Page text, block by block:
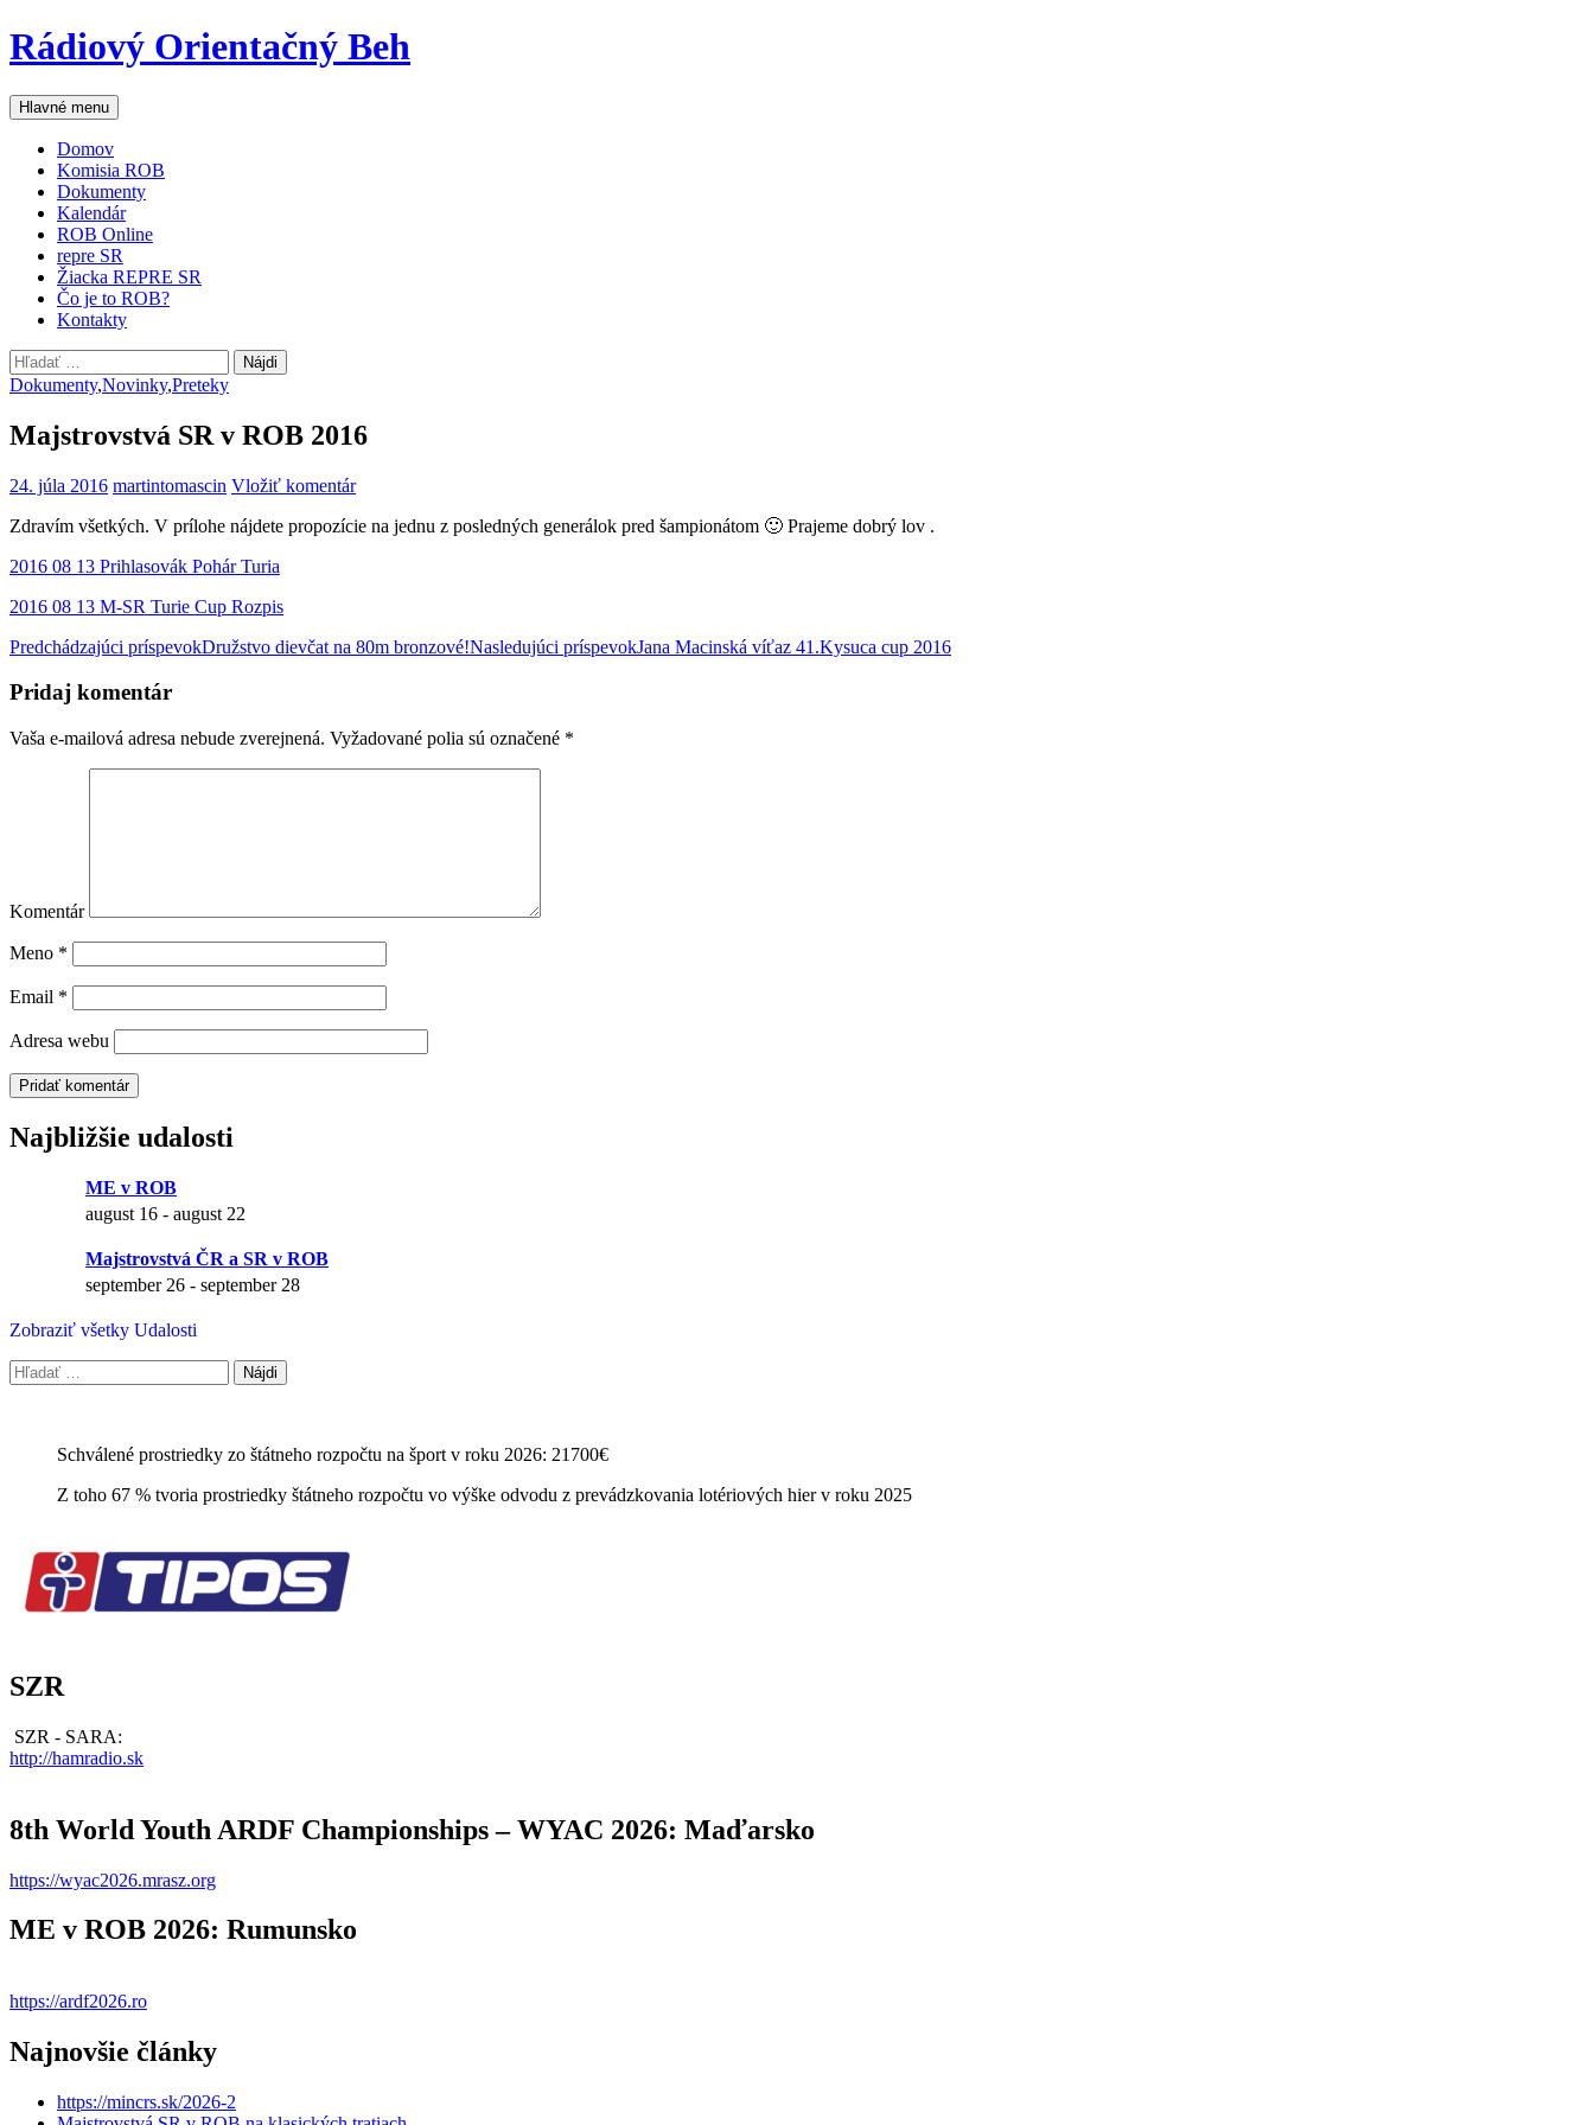
Preskočiť
na
Rádiový Orientačný Beh
Hľadať
Hlavné menu
Domov
Komisia ROB
Dokumenty
Kalendár
ROB Online
repre SR
Žiacka REPRE SR
Čo je to ROB?
Kontakty
Hľadať:
Dokumenty,Novinky,Preteky
Majstrovstvá SR v ROB 2016
24. júla 2016 martintomascin Vložiť komentár
Zdravím všetkých. V prílohe nájdete propozície na jednu z posledných generálok pred šampionátom 🙂 Prajeme dobrý lov .
2016 08 13 Prihlasovák Pohár Turia
2016 08 13 M-SR Turie Cup Rozpis
Navigácia
článkami
Predchádzajúci príspevokDružstvo dievčat na 80m bronzové!Nasledujúci príspevokJana Macinská víťaz 41.Kysuca cup 2016
Pridaj komentár
Vaša e-mailová adresa nebude zverejnená. Vyžadované polia sú označené *
Komentár
Meno *
Email *
Adresa webu
Najbližšie udalosti
ME v ROB
august 16 - august 22
Majstrovstvá ČR a SR v ROB
september 26 - september 28
Zobraziť všetky Udalosti
Hľadať:
Schválené prostriedky zo štátneho rozpočtu na šport v roku 2026: 21700€
Z toho 67 % tvoria prostriedky štátneho rozpočtu vo výške odvodu z prevádzkovania lotériových hier v roku 2025
SZR
SZR - SARA:
http://hamradio.sk
8th World Youth ARDF Championships – WYAC 2026: Maďarsko
https://wyac2026.mrasz.org
ME v ROB 2026: Rumunsko
https://ardf2026.ro
Najnovšie články
https://mincrs.sk/2026-2